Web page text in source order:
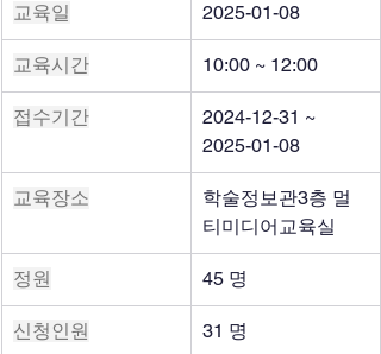
교육일 2025-01-08
교육시간 10:00 ~ 12:00
접수기간
2024-12-31 ~
2025-01-08
교육장소
학술정보관3층 멀
티미디어교육실
정원 45 명
신청인원 31 명